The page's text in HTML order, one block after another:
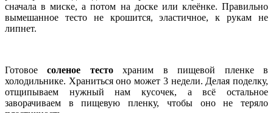
сначала в миске, а потом на доске или клеёнке. Правильно
вымешанное тесто не крошится, эластичное, к рукам не
липнет.
Готовоесоленое тестохраним в пищевой пленке в
холодильнике. Храниться оно может 3 недели. Делая поделку,
отщипываем нужный нам кусочек, а всё остальное
заворачиваем в пищевую пленку, чтобы оно не теряло